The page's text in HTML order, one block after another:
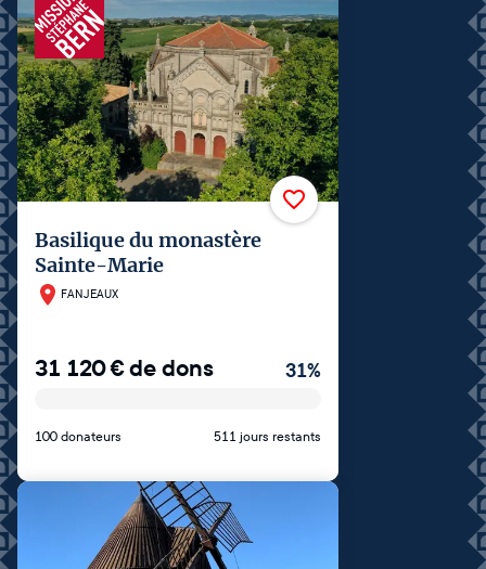
Basilique du monastère
Sainte-Marie
FANJEAUX
31 120€de dons 31%
100 donateurs 511 jours restants